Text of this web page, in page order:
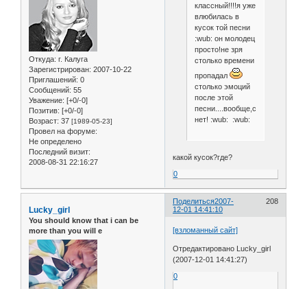
Откуда: г. Калуга
Зарегистрирован: 2007-10-22
Приглашений: 0
Сообщений: 55
Уважение: [+0/-0]
Позитив: [+0/-0]
Возраст: 37 [1989-05-23]
Провел на форуме:
Не определено
Последний визит:
2008-08-31 22:16:27
классный!!!!я уже
влюбилась в
кусок той песни
:wub: он молодец
просто!не зря
столько времени
пропадал
столько эмоций
после этой
песни....вообще,слов
нет! :wub: :wub:
какой кусок?где?
0
Поделиться 208
2007-
12-01 14:41:10
Lucky_girl
You should know that i can be
more than you will e
[взломанный сайт]
Отредактировано Lucky_girl
(2007-12-01 14:41:27)
0